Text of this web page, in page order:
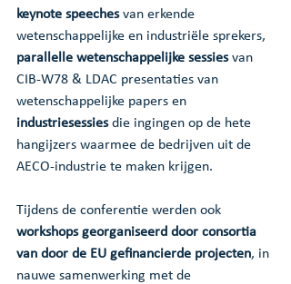
keynote speeches van erkende
wetenschappelijke en industriële sprekers,
parallelle wetenschappelijke sessies van
CIB-W78 & LDAC presentaties van
wetenschappelijke papers en
industriesessies die ingingen op de hete
hangijzers waarmee de bedrijven uit de
AECO-industrie te maken krijgen.
Tijdens de conferentie werden ook
workshops georganiseerd door consortia
van door de EU gefinancierde projecten, in
nauwe samenwerking met de